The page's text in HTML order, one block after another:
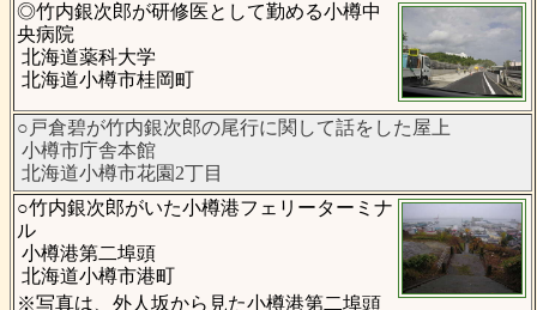
◎竹内銀次郎が研修医として勤める小樽中
央病院
北海道薬科大学
北海道小樽市桂岡町
○戸倉碧が竹内銀次郎の尾行に関して話をした屋上
小樽市庁舎本館
北海道小樽市花園2丁目
○竹内銀次郎がいた小樽港フェリーターミナ
ル
小樽港第二埠頭
北海道小樽市港町
※写真は、外人坂から見た小樽港第二埠頭